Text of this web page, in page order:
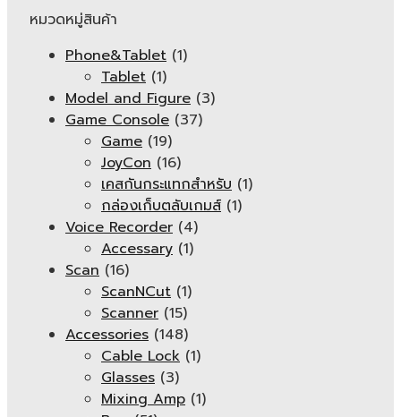
หมวดหมู่สินค้า
Phone&Tablet (1)
Tablet (1)
Model and Figure (3)
Game Console (37)
Game (19)
JoyCon (16)
เคสกันกระแทกสำหรับ (1)
กล่องเก็บตลับเกมส์ (1)
Voice Recorder (4)
Accessary (1)
Scan (16)
ScanNCut (1)
Scanner (15)
Accessories (148)
Cable Lock (1)
Glasses (3)
Mixing Amp (1)